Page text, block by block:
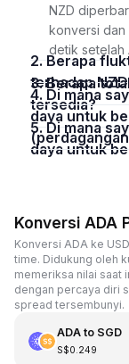
NZD
konversi dan
detik setelah
2. Berapa fluktuasi 24 jam pada kurs ADA
terhadap
3. Berapa total jumlah Cardano yang
tersedia?
4. Di mana saya dapat menemukan sumber
daya untuk
5. Di mana saya dapat menemukan sumber
daya untuk
Konversi ADA
Konversi ADA ke
time. Didukung oleh
memeriksa nilai saat
dengan percaya diri
spread tersembunyi.
ADAto SGD
S$0.249